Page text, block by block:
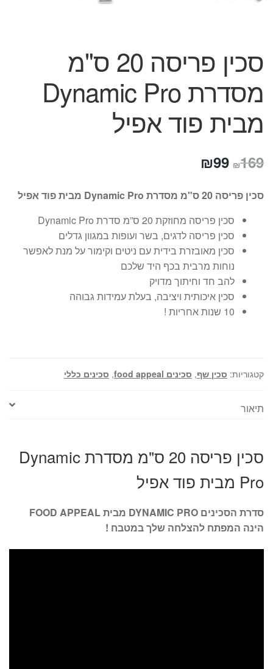
סכין פריסה 20 ס"מ
מסדרת Dynamic Pro
מבית פוד אפיל
₪169 המחיר
היה:
₪169.
₪99
הוא:
₪99.
סכין פריסה 20 ס"מ מסדרת Dynamic Pro מבית פוד אפיל
סכין פריסה מחוזקת 20 ס”מ סדרת Dynamic Pro
סכין פריסה לדגים, בשר ועופות במגוון גדלים
סכין מאובזרת בידית עם ניטים וקימור על מנת לאפשר
נוחות מרבית בכף היד שלכם
להב חד וחיתוך מדויק
סכין איכותית ויציבה, בעלת עמידות גבוהה
10 שנות אחריות !
קטגוריות: סכין שף, סכינים food appeal , סכינים כללי
תיאור
סכין פריסה 20 ס"מ מסדרת Dynamic
Pro מבית פוד אפיל
סדרת הסכינים DYNAMIC PRO מביתFOOD APPEAL
הינה המפתח להצלחה שלך במטבח !